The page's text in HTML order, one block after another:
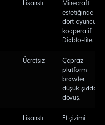
Lisanslı
Minecraft
estetiğinde
dört oyunculu
kooperatif
Diablo-lite.
Ücretsiz
Çapraz
platform
brawler,
düşük şiddetli
dövüş.
Lisanslı
El çizimi